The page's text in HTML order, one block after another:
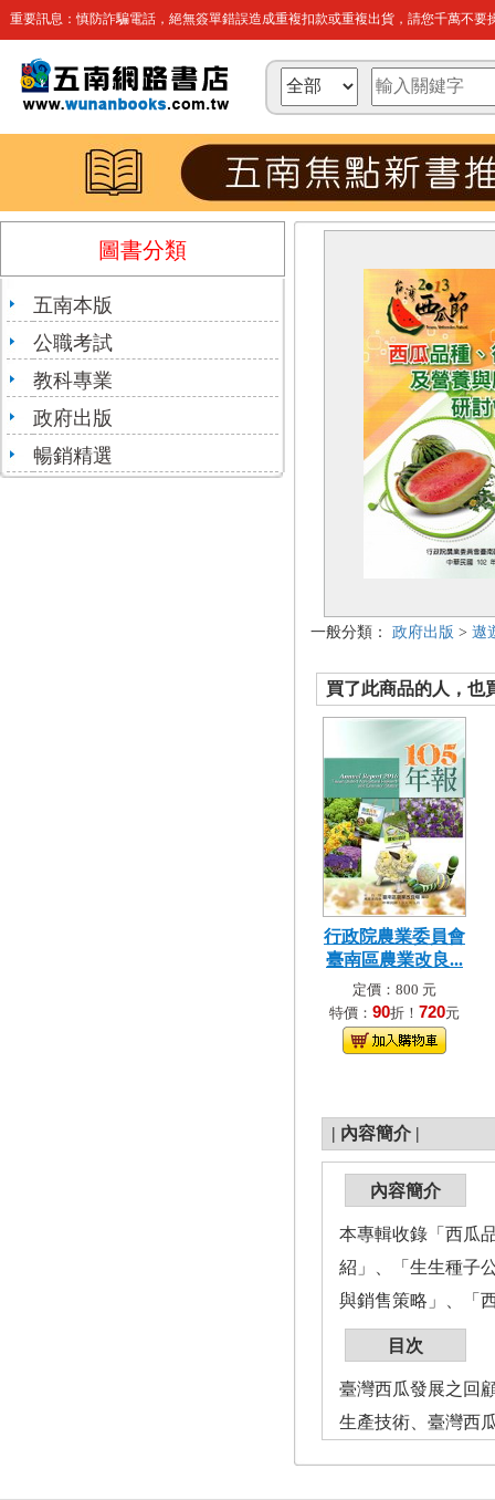
重要訊息：慎防詐騙電話，絕無簽單錯誤造成重複扣款或重複出貨，請您千萬不要
圖書分類
五南本版
公職考試
教科專業
政府出版
暢銷精選
一般分類： 政府出版 > 遨
買了此商品的人，也
行政院農業委員會
臺南區農業改良...
定價：800 元
特價： 90折！ 720元
| 內容簡介 |
內容簡介
本專輯收錄「西瓜
紹」、「生生種子
與銷售策略」、「
目次
臺灣西瓜發展之回
生產技術、臺灣西